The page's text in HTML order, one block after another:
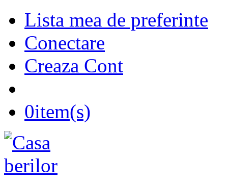
Lista mea de preferinte
Conectare
Creaza Cont
0item(s)